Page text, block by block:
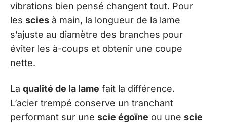
vibrations bien pensé changent tout. Pour
les scies à main, la longueur de la lame
s’ajuste au diamètre des branches pour
éviter les à-coups et obtenir une coupe
nette.
La qualité de la lame fait la différence.
L’acier trempé conserve un tranchant
performant sur une scie égoïne ou une scie